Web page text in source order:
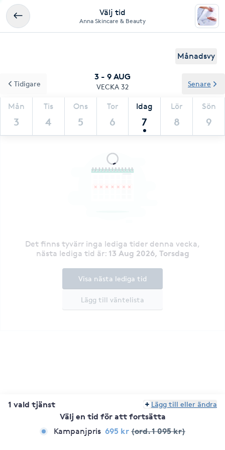
Välj tid
Anna Skincare & Beauty
Månadsvy
3 - 9 AUG
VECKA 32
Mån
3
Tis
4
Ons
5
Tor
6
Idag
7
Lör
8
Sön
9
Tidigare Senare
Det finns tyvärr inga lediga tider denna vecka,
nästa lediga tid är: 13 Aug 2026, Torsdag
Lägg till väntelista
Visa nästa lediga tid
1 vald tjänst Lägg till eller ändra
Välj en tid för att fortsätta
Kampanjpris 695 kr (ord. 1 095 kr)